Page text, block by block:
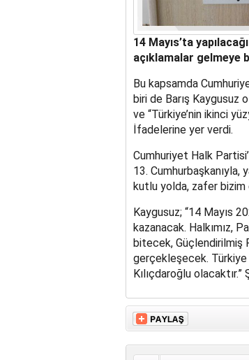
14 Mayıs’ta
açıklamalar gelmeye
Bu kapsamda
biri de Barış Kaygusuz
ve “Türkiye’nin ikinci
İfadelerine yer verdi.
Cumhuriyet Halk
13. Cumhurbaşkanıyla,
kutlu yolda, zafer bizim
Kaygusuz; “14 Mayıs
kazanacak. Halkımız,
bitecek, Güçlendirilmiş
gerçekleşecek. Türkiye
Kılıçdaroğlu